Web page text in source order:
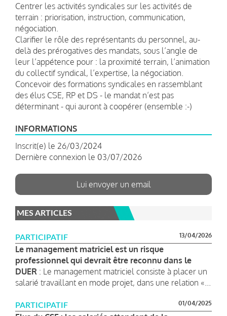
Centrer les activités syndicales sur les activités de
terrain : priorisation, instruction, communication,
négociation.
Clarifier le rôle des représentants du personnel, au-
delà des prérogatives des mandats, sous l’angle de
leur l’appétence pour : la proximité terrain, l’animation
du collectif syndical, l’expertise, la négociation.
Concevoir des formations syndicales en rassemblant
des élus CSE, RP et DS - le mandat n’est pas
déterminant - qui auront à coopérer (ensemble :-)
INFORMATIONS
Inscrit(e) le 26/03/2024
Dernière connexion le 03/07/2026
Lui envoyer un email
MES ARTICLES
PARTICIPATIF 13/04/2026
Le management matriciel est un risque
professionnel qui devrait être reconnu dans le
DUER : Le management matriciel consiste à placer un
salarié travaillant en mode projet, dans une relation «...
PARTICIPATIF 01/04/2025